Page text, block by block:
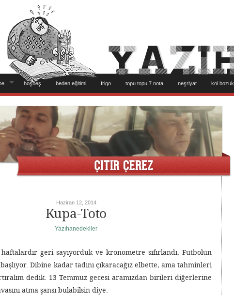
hoşbeş beden eğitimi frigo topu topu 7 nota neşriyat kol bozuk
Haziran 12, 2014
Kupa-Toto
Yazıhanedekiler
geri sayıyorduk ve kronometre sıfırlandı. Futbolun
Dibine kadar tadını çıkaracağız elbette, ama tahminleri
dedik. 13 Temmuz gecesi aramızdan birileri diğerlerine
atma şansı bulabilsin diye.